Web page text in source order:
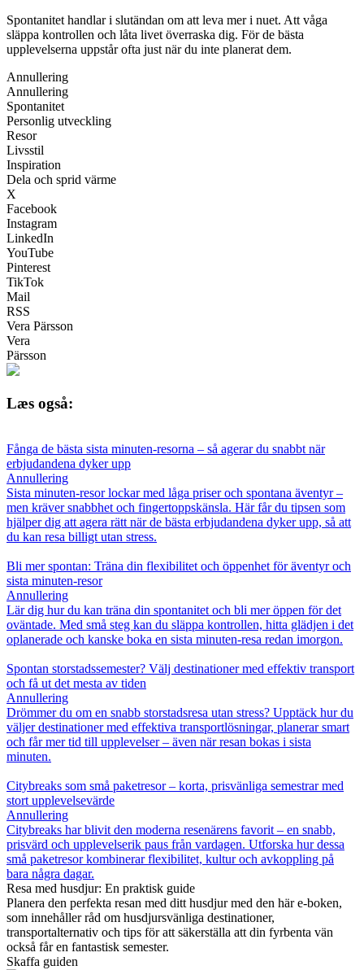
Spontanitet handlar i slutändan om att leva mer i nuet. Att våga
släppa kontrollen och låta livet överraska dig. För de bästa
upplevelserna uppstår ofta just när du inte planerat dem.
Annullering
Annullering
Spontanitet
Personlig utveckling
Resor
Livsstil
Inspiration
Dela och sprid värme
X
Facebook
Instagram
LinkedIn
YouTube
Pinterest
TikTok
Mail
RSS
Vera Pärsson
Vera
Pärsson
Læs også:
Fånga de bästa sista minuten-resorna – så agerar du snabbt när
erbjudandena dyker upp
Annullering
Sista minuten-resor lockar med låga priser och spontana äventyr –
men kräver snabbhet och fingertoppskänsla. Här får du tipsen som
hjälper dig att agera rätt när de bästa erbjudandena dyker upp, så att
du kan resa billigt utan stress.
Bli mer spontan: Träna din flexibilitet och öppenhet för äventyr och
sista minuten-resor
Annullering
Lär dig hur du kan träna din spontanitet och bli mer öppen för det
oväntade. Med små steg kan du släppa kontrollen, hitta glädjen i det
oplanerade och kanske boka en sista minuten-resa redan imorgon.
Spontan storstadssemester? Välj destinationer med effektiv transport
och få ut det mesta av tiden
Annullering
Drömmer du om en snabb storstadsresa utan stress? Upptäck hur du
väljer destinationer med effektiva transportlösningar, planerar smart
och får mer tid till upplevelser – även när resan bokas i sista
minuten.
Citybreaks som små paketresor – korta, prisvänliga semestrar med
stort upplevelsevärde
Annullering
Citybreaks har blivit den moderna resenärens favorit – en snabb,
prisvärd och upplevelserik paus från vardagen. Utforska hur dessa
små paketresor kombinerar flexibilitet, kultur och avkoppling på
bara några dagar.
Resa med husdjur: En praktisk guide
Planera den perfekta resan med ditt husdjur med den här e-boken,
som innehåller råd om husdjursvänliga destinationer,
transportalternativ och tips för att säkerställa att din fyrbenta vän
också får en fantastisk semester.
Skaffa guiden